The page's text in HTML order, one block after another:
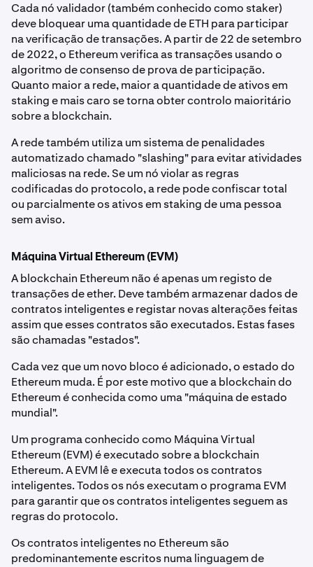
Cada nó validador (também conhecido como staker)
deve bloquear uma quantidade de ETH para participar
na verificação de transações. A partir de 22 de setembro
de 2022, o Ethereum verifica as transações usando o
algoritmo de consenso de prova de participação.
Quanto maior a rede, maior a quantidade de ativos em
staking e mais caro se torna obter controlo maioritário
sobre a blockchain.
A rede também utiliza um sistema de penalidades
automatizado chamado "slashing" para evitar atividades
maliciosas na rede. Se um nó violar as regras
codificadas do protocolo, a rede pode confiscar total
ou parcialmente os ativos em staking de uma pessoa
sem aviso.
Máquina Virtual Ethereum (EVM)
A blockchain Ethereum não é apenas um registo de
transações de ether. Deve também armazenar dados de
contratos inteligentes e registar novas alterações feitas
assim que esses contratos são executados. Estas fases
são chamadas "estados".
Cada vez que um novo bloco é adicionado, o estado do
Ethereum muda. É por este motivo que a blockchain do
Ethereum é conhecida como uma "máquina de estado
mundial".
Um programa conhecido como Máquina Virtual
Ethereum (EVM) é executado sobre a blockchain
Ethereum. A EVM lê e executa todos os contratos
inteligentes. Todos os nós executam o programa EVM
para garantir que os contratos inteligentes seguem as
regras do protocolo.
Os contratos inteligentes no Ethereum são
predominantemente escritos numa linguagem de